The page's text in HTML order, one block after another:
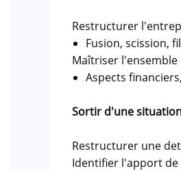
Restructurer
Fusion, scission,
Maîtriser
Aspects
Sortir d'une
Restructurer une
Identifier l'apport de